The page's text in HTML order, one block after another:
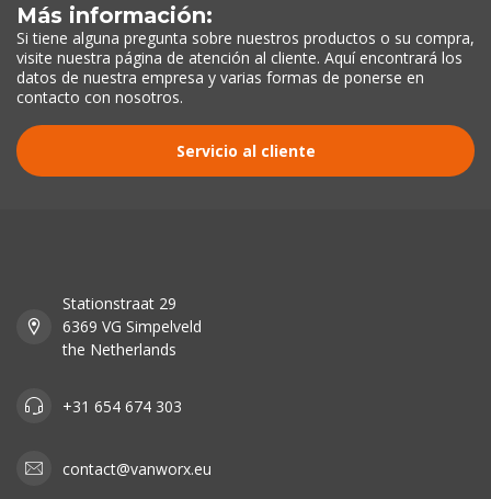
Más información:
Si tiene alguna pregunta sobre nuestros productos o su compra,
visite nuestra página de atención al cliente. Aquí encontrará los
datos de nuestra empresa y varias formas de ponerse en
contacto con nosotros.
Servicio al cliente
Stationstraat 29
6369 VG Simpelveld
the Netherlands
+31 654 674 303
contact@vanworx.eu